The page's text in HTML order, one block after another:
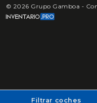
Filtrar coches
© 2026 Grupo Gamboa -